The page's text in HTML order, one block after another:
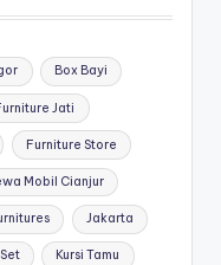
Box Bayi
Jati
Furniture Store
Mobil Cianjur
Jakarta
Kursi Tamu